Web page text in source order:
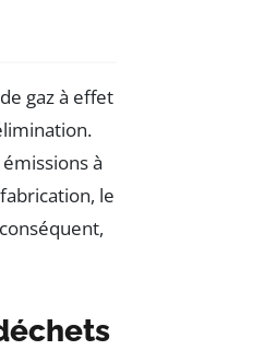
gaz à effet
à
le